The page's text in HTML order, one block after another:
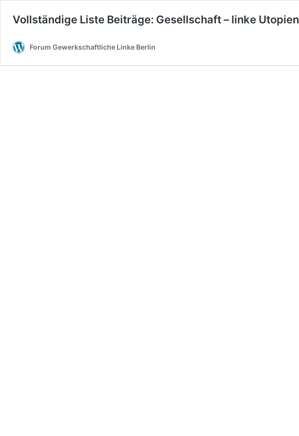
Vollständige Liste Beiträge: Gesellschaft – linke Utopien
Forum Gewerkschaftliche Linke Berlin